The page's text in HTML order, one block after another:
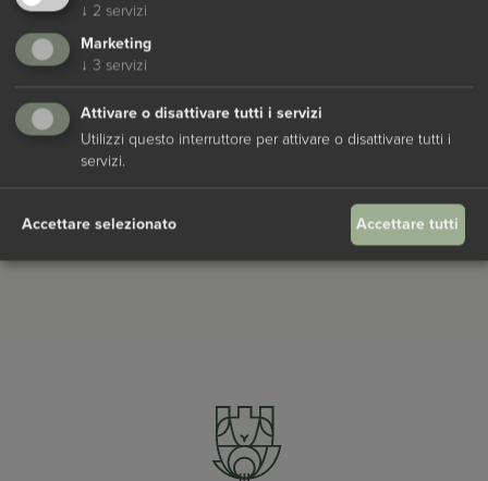
Acconsento al trattamento dei dati personali
Invia una richiesta
↓ 2 servizi
Marketing
↓ 3 servizi
Attivare o disattivare tutti i servizi
Utilizzi questo interruttore per attivare o disattivare tutti i
servizi.
Accettare selezionato Accettare tutti